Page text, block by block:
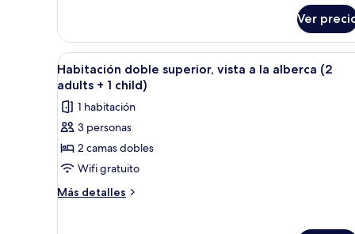
alberca
(4
adults)
doble
superior,
vista
a
alberca
(4
adults)
Ver
Abrir
todas
las
fotos
de
Habitación
doble
superior,
Un balcón con una mesa y
5
Habitación doble superior, vista a la alberca (2
adults + 1 child)
1 habitación
3 personas
2 camas dobles
Wifi gratuito
Más detalles
Más